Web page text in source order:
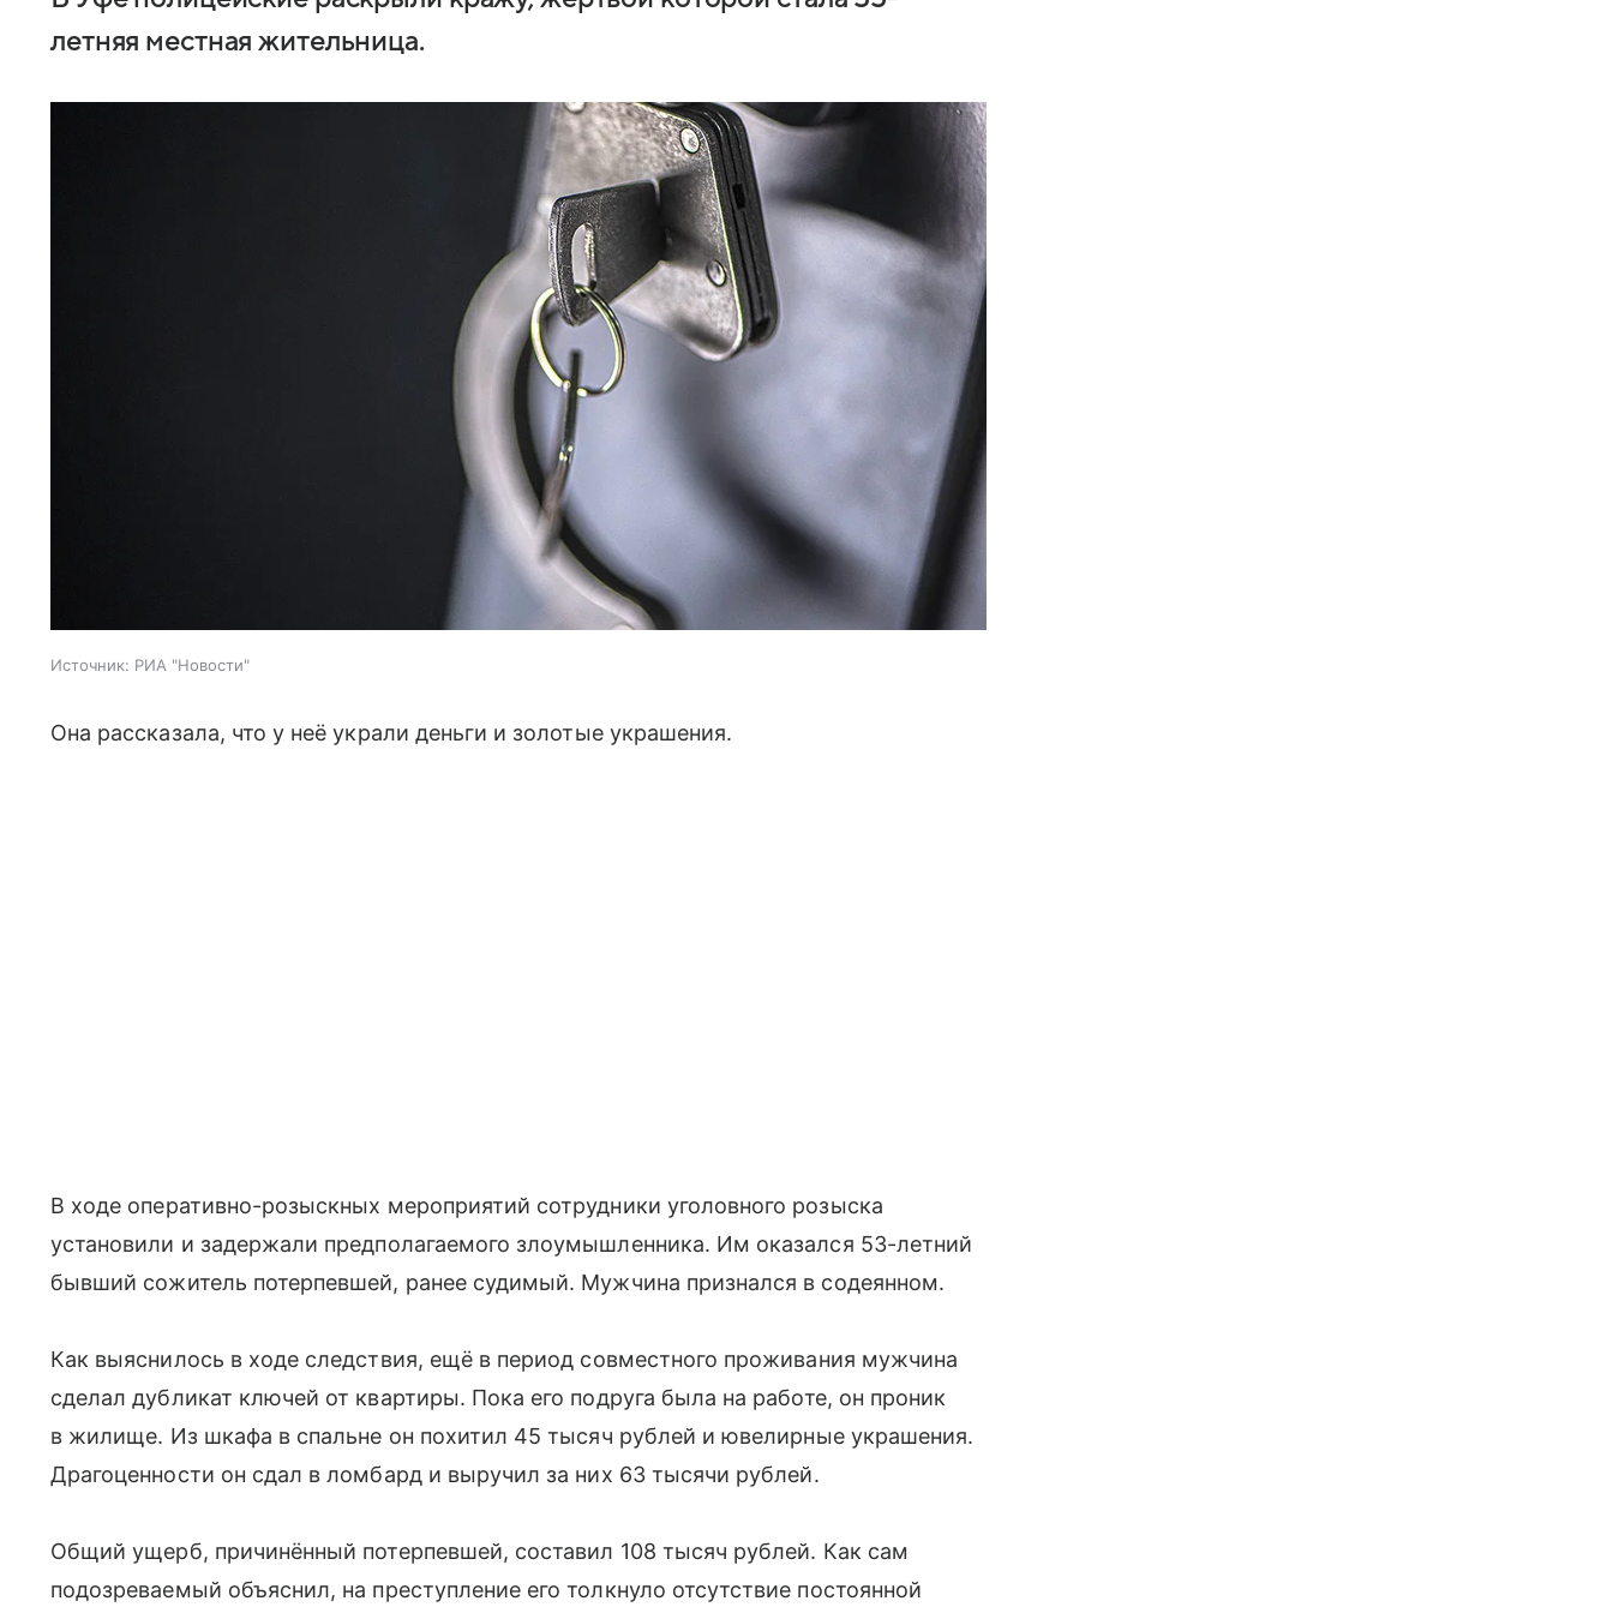
летняя местная жительница.
Источник: РИА "Новости"
Она рассказала, что у неё украли деньги и золотые украшения.
В ходе оперативно-розыскных мероприятий сотрудники уголовного розыска
установили и задержали предполагаемого злоумышленника. Им оказался 53-летний
бывший сожитель потерпевшей, ранее судимый. Мужчина признался в содеянном.
Как выяснилось в ходе следствия, ещё в период совместного проживания мужчина
сделал дубликат ключей от квартиры. Пока его подруга была на работе, он проник
в жилище. Из шкафа в спальне он похитил 45 тысяч рублей и ювелирные украшения.
Драгоценности он сдал в ломбард и выручил за них 63 тысячи рублей.
Общий ущерб, причинённый потерпевшей, составил 108 тысяч рублей. Как сам
подозреваемый объяснил, на преступление его толкнуло отсутствие постоянной